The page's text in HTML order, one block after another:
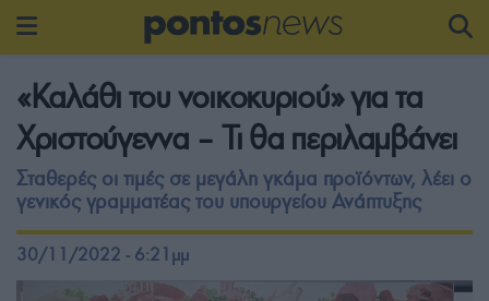
«Καλάθι του νοικοκυριού» για τα
Χριστούγεννα – Τι θα περιλαμβάνει
Σταθερές οι τιμές σε μεγάλη γκάμα προϊόντων, λέει ο
γενικός γραμματέας του υπουργείου Ανάπτυξης
30/11/2022 - 6:21μμ